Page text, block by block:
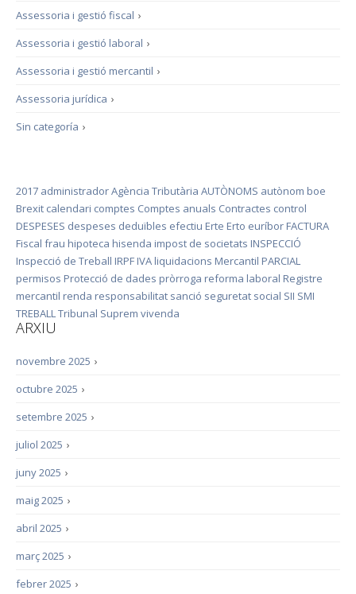
›
Assessoria i gestió fiscal
›
Assessoria i gestió laboral
›
Assessoria i gestió mercantil
›
Assessoria jurídica
›
Sin categoría
2017 administradorAgència Tributària AUTÒNOMS autònom boe
Brexit calendari comptes Comptes anuals Contractes control
DESPESES despeses deduïbles efectiu Erte Erto euríbor FACTURA
Fiscal frau hipoteca hisenda impost de societats INSPECCIÓ
Inspecció de Treball IRPF IVA liquidacions Mercantil PARCIAL
permisos Protecció de dades pròrroga reforma laboral Registre
mercantil renda responsabilitat sanció seguretat social SII SMI
TREBALLTribunal Suprem vivenda
ARXIU
›
novembre 2025
›
octubre 2025
›
setembre 2025
›
juliol 2025
›
juny 2025
›
maig 2025
›
abril 2025
›
març 2025
›
febrer 2025